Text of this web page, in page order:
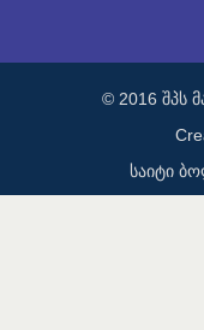
© 2016 შპს
საიტი